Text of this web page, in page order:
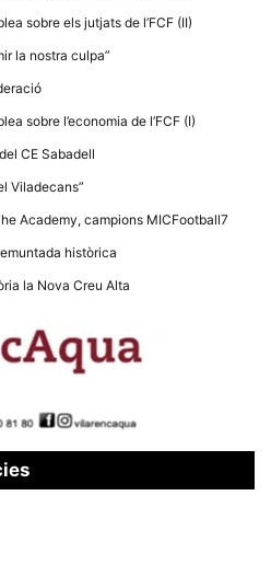
sobre els jutjats de l’FCF (II)
la nostra culpa”
sobre l’economia de l’FCF (I)
CE Sabadell
Viladecans”
Academy, campions MICFootball7
històrica
la Nova Creu Alta
són
per al
Recopilem
estadístiques
anònima d'ús
per a millorar
estructura.
d'usuari
nostre lloc web